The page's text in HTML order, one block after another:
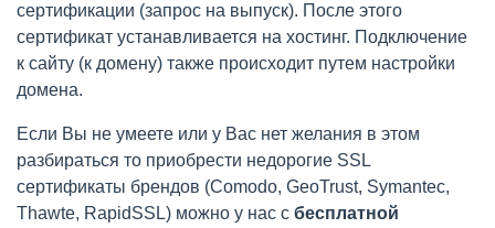
сертификации (запрос на выпуск). После этого
сертификат устанавливается на хостинг. Подключение
к сайту (к домену) также происходит путем настройки
домена.
Если Вы не умеете или у Вас нет желания в этом
разбираться то приобрести недорогие SSL
сертификаты брендов (Comodo, GeoTrust, Symantec,
Thawte, RapidSSL) можно у нас с бесплатной